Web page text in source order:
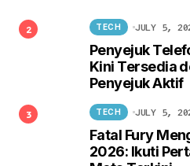
Penyejuk
Kini Tersedia
Penyejuk Aktif
TECH JULY 5,
Fatal Fury
2026: Ikuti
TECH JULY 5,